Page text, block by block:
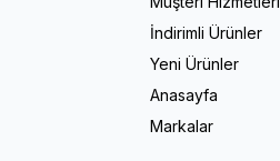
İndirimli Ürünler
Yeni Ürünler
Anasayfa
Markalar